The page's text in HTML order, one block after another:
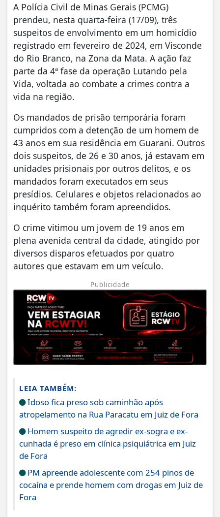
A Polícia Civil de Minas Gerais (PCMG)
prendeu, nesta quarta-feira (17/09), três
suspeitos de envolvimento em um homicídio
registrado em fevereiro de 2024, em Visconde
do Rio Branco, na Zona da Mata. A ação faz
parte da 4ª fase da operação Lutando pela
Vida, voltada ao combate a crimes contra a
vida na região.
Os mandados de prisão temporária foram
cumpridos com a detenção de um homem de
43 anos em sua residência em Guarani. Outros
dois suspeitos, de 26 e 30 anos, já estavam em
unidades prisionais por outros delitos, e os
mandados foram executados em seus
presídios. Celulares e objetos relacionados ao
inquérito também foram apreendidos.
O crime vitimou um jovem de 19 anos em
plena avenida central da cidade, atingido por
diversos disparos efetuados por quatro
autores que estavam em um veículo.
Publicidade
LEIA TAMBÉM:
Idoso fica preso sob caminhão após
atropelamento na Rua Paracatu em Juiz de Fora
Homem suspeito de agredir ex-sogra e ex-
cunhada é preso em clínica psiquiátrica em Juiz
de Fora
PM apreende adolescente com 254 pinos de
cocaína e prende homem com drogas em Juiz de
Fora